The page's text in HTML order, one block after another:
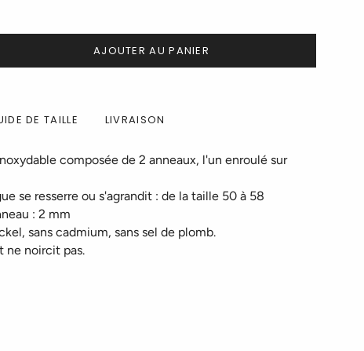
AJOUTER AU PANIER
DE TAILLE LIVRAISON
composée de 2 anneaux, l'un enroulé sur
se resserre ou s'agrandit : de la taille 50 à 58
: 2 mm
sans cadmium, sans sel de plomb.
ne noircit pas.